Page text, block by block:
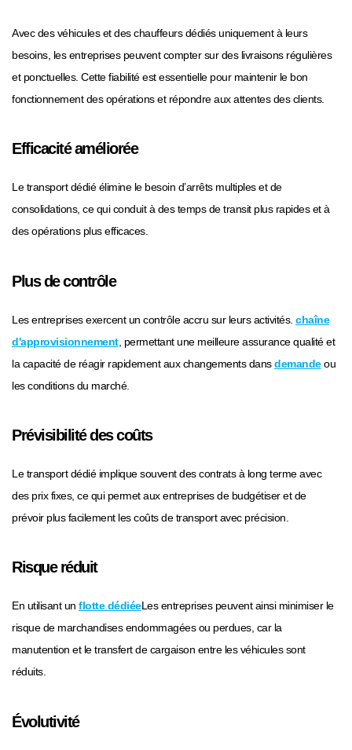
Avec des véhicules et des chauffeurs dédiés uniquement à leurs
besoins, les entreprises peuvent compter sur des livraisons régulières
et ponctuelles. Cette fiabilité est essentielle pour maintenir le bon
fonctionnement des opérations et répondre aux attentes des clients.
Efficacité améliorée
Le transport dédié élimine le besoin d’arrêts multiples et de
consolidations, ce qui conduit à des temps de transit plus rapides et à
des opérations plus efficaces.
Plus de contrôle
Les entreprises exercent un contrôle accru sur leurs activités. chaîne
d'approvisionnement, permettant une meilleure assurance qualité et
la capacité de réagir rapidement aux changements dansdemandeou
les conditions du marché.
Prévisibilité des coûts
Le transport dédié implique souvent des contrats à long terme avec
des prix fixes, ce qui permet aux entreprises de budgétiser et de
prévoir plus facilement les coûts de transport avec précision.
Risque réduit
En utilisant un flotte dédiéeLes entreprises peuvent ainsi minimiser le
risque de marchandises endommagées ou perdues, car la
manutention et le transfert de cargaison entre les véhicules sont
réduits.
Évolutivité